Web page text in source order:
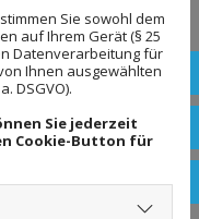
wir im
wir für die
für die
dies würde auch
sodass
stimmen Sie sowohl dem
auf Ihrem Gerät (§ 25
Datenverarbeitung für
Ihnen ausgewählten
DSGVO).
Sie jederzeit
Cookie-Button für